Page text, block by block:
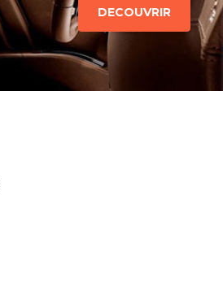
DECOUVRIR